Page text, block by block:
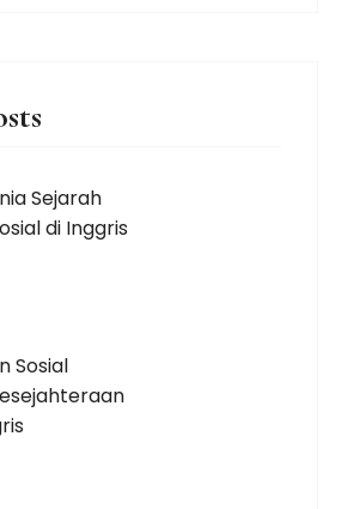
Sejarah
di Inggris
Sosial